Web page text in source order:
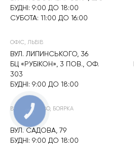
БУДНІ: 9:00 ДО 18:00
СУБОТА: 11:00 ДО 16:00
ОФІС, ЛЬВІВ
ВУЛ. ЛИПИНСЬКОГО, 36
БЦ «РУБІКОН», 3 ПОВ., ОФ.
303
БУДНІ: 9:00 ДО 18:00
ВИРОБНИЦТВО, БОЯРКА
ВУЛ. САДОВА, 79
БУДНІ: 9:00 ДО 18:00
КНОПКА
ЗВ'ЯЗКУ